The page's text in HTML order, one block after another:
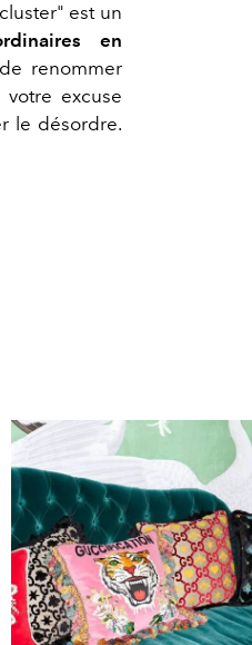
est un
en
renommer
excuse
le désordre.